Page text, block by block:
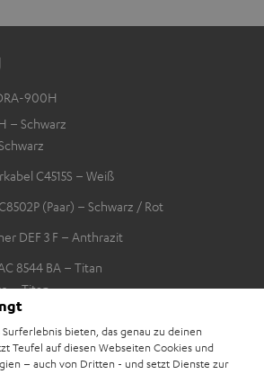
900H
– Schwarz
C4515S – Weiß
(Paar) – Schwarz / Rot
DEF 3 F – Anthrazit
8544 BA – Titan
– Titan
Service
bieten, das genau zu deinen
Teufel auf diesen Webseiten Cookies und
– auch von Dritten - und setzt Dienste zur